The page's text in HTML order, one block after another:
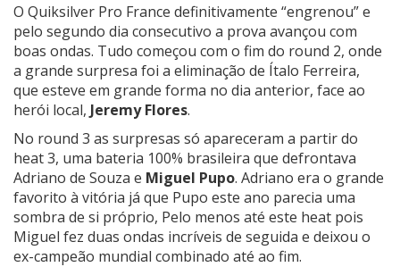
O Quiksilver Pro France definitivamente “engrenou” e
pelo segundo dia consecutivo a prova avançou com
boas ondas. Tudo começou com o fim do round 2, onde
a grande surpresa foi a eliminação de Ítalo Ferreira,
que esteve em grande forma no dia anterior, face ao
herói local, Jeremy Flores.
No round 3 as surpresas só apareceram a partir do
heat 3, uma bateria 100% brasileira que defrontava
Adriano de Souza e Miguel Pupo. Adriano era o grande
favorito à vitória já que Pupo este ano parecia uma
sombra de si próprio, Pelo menos até este heat pois
Miguel fez duas ondas incríveis de seguida e deixou o
ex-campeão mundial combinado até ao fim.